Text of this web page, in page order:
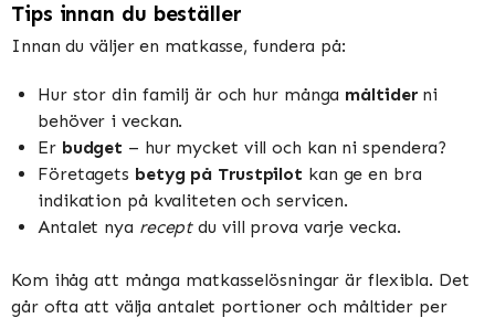
Tips innan du beställer
Innan du väljer en matkasse, fundera på:
Hur stor din familj är och hur många måltiderni
behöver i veckan.
Er budget – hur mycket vill och kan ni spendera?
Företagets betyg på Trustpilot kan ge en bra
indikation på kvaliteten och servicen.
Antalet nya receptdu vill prova varje vecka.
Kom ihåg att många matkasselösningar är flexibla. Det
går ofta att välja antalet portioner och måltider per